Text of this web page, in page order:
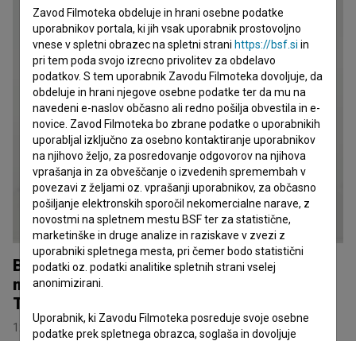
Belo se pere na devetdeset in Odsev reke
na mednarodnem filmskem festivalu
Transilvanija v Cluju
12. junij 2026
Zavod Filmoteka obdeluje in hrani osebne podatke
uporabnikov portala, ki jih vsak uporabnik prostovoljno
vnese v spletni obrazec na spletni strani https://bsf.si in
pri tem poda svojo izrecno privolitev za obdelavo
podatkov. S tem uporabnik Zavodu Filmoteka dovoljuje, da
obdeluje in hrani njegove osebne podatke ter da mu na
navedeni e-naslov občasno ali redno pošilja obvestila in e-
novice. Zavod Filmoteka bo zbrane podatke o uporabnikih
uporabljal izključno za osebno kontaktiranje uporabnikov
na njihovo željo, za posredovanje odgovorov na njihova
vprašanja in za obveščanje o izvedenih spremembah v
povezavi z željami oz. vprašanji uporabnikov, za občasno
pošiljanje elektronskih sporočil nekomercialne narave, z
novostmi na spletnem mestu BSF ter za statistične,
marketinške in druge analize in raziskave v zvezi z
uporabniki spletnega mesta, pri čemer bodo statistični
podatki oz. podatki analitike spletnih strani vselej
anonimizirani.
Uporabnik, ki Zavodu Filmoteka posreduje svoje osebne
podatke prek spletnega obrazca, soglaša in dovoljuje